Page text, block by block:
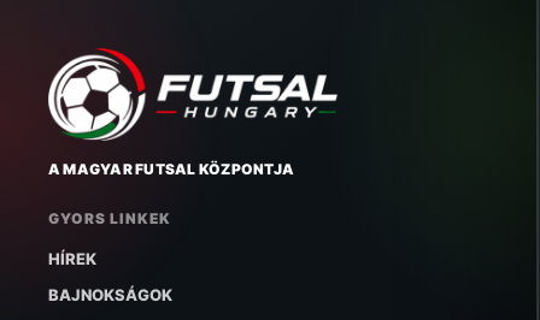
A MAGYAR FUTSAL KÖZPONTJA
GYORS LINKEK
HÍREK
BAJNOKSÁGOK